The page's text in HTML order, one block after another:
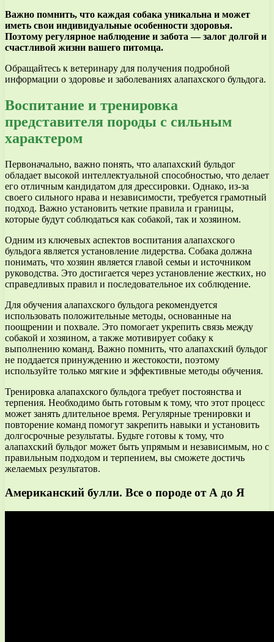
Важно помнить, что каждая собака уникальна и может
иметь свои индивидуальные особенности здоровья.
Поэтому регулярное наблюдение и забота — залог долгой и
счастливой жизни вашего питомца.
Обращайтесь к ветеринару для получения подробной
информации о здоровье и заболеваниях алапахского бульдога.
Воспитание и тренировка
представителя породы с сильным
характером
Первоначально, важно понять, что алапахский бульдог
обладает высокой интеллектуальной способностью, что делает
его отличным кандидатом для дрессировки. Однако, из-за
своего сильного нрава и независимости, требуется грамотный
подход. Важно установить четкие правила и границы,
которые будут соблюдаться как собакой, так и хозяином.
Одним из ключевых аспектов воспитания алапахского
бульдога является установление лидерства. Собака должна
понимать, что хозяин является главой семьи и источником
руководства. Это достигается через установление жестких, но
справедливых правил и последовательное их соблюдение.
Для обучения алапахского бульдога рекомендуется
использовать положительные методы, основанные на
поощрении и похвале. Это помогает укрепить связь между
собакой и хозяином, а также мотивирует собаку к
выполнению команд. Важно помнить, что алапахский бульдог
не поддается принуждению и жестокости, поэтому
используйте только мягкие и эффективные методы обучения.
Тренировка алапахского бульдога требует постоянства и
терпения. Необходимо быть готовым к тому, что этот процесс
может занять длительное время. Регулярные тренировки и
повторение команд помогут закрепить навыки и установить
долгосрочные результаты. Будьте готовы к тому, что
алапахский бульдог может быть упрямым и независимым, но с
правильным подходом и терпением, вы сможете достичь
желаемых результатов.
Американский булли. Все о породе от А до Я